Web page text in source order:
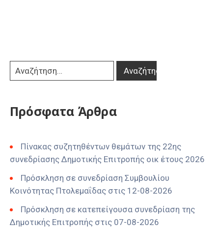
Πρόσφατα Άρθρα
Πίνακας συζητηθέντων θεμάτων της 22ης
συνεδρίασης Δημοτικής Επιτροπής οικ έτους 2026
Πρόσκληση σε συνεδρίαση Συμβουλίου
Κοινότητας Πτολεμαΐδας στις 12-08-2026
Πρόσκληση σε κατεπείγουσα συνεδρίαση της
Δημοτικής Επιτροπής στις 07-08-2026